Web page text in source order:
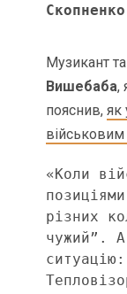
Скопненко
Музикант
Вишебаба,
пояснив,як
військовим
«Коли
різних
чужий”.